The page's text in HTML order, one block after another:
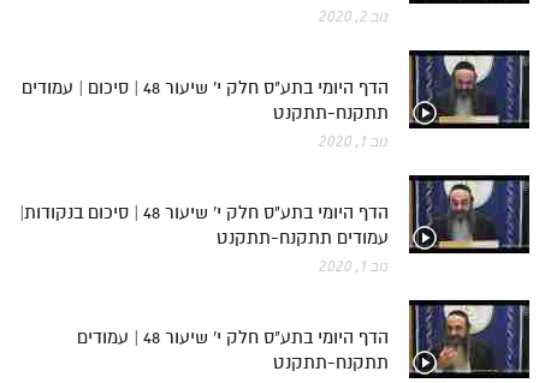
תלמוד עשר הספירות חלק יג
תלמוד עשר הספירות חלק יד
תלמוד עשר הספירות חלק טו
בית שער הכוונות
אודות האתר
אודות האתר
בעל הסולם
נוב 2, 2020
הדף היומי בתע"ס חלק י' שיעור 48 | סיכום | עמודים
תתקנח-תתקנט
נוב 1, 2020
הדף היומי בתע"ס חלק י' שיעור 48 | סיכום בנקודות|
עמודים תתקנח-תתקנט
נוב 1, 2020
הדף היומי בתע"ס חלק י' שיעור 48 | עמודים
תתקנח-תתקנט